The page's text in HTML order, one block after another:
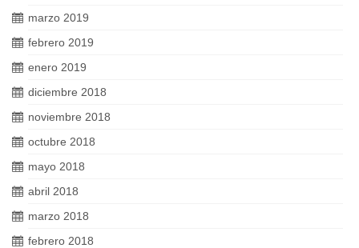
marzo 2019
febrero 2019
enero 2019
diciembre 2018
noviembre 2018
octubre 2018
mayo 2018
abril 2018
marzo 2018
febrero 2018